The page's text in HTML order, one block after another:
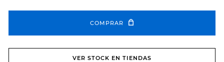
COMPRAR
VER STOCK EN TIENDAS